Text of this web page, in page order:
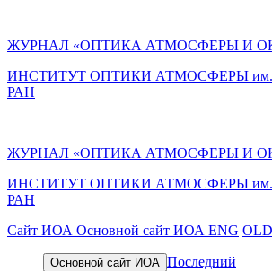
ЖУРНАЛ «ОПТИКА АТМОСФЕРЫ И
ИНСТИТУТ ОПТИКИ АТМОСФЕРЫ им.
РАН
ЖУРНАЛ «ОПТИКА АТМОСФЕРЫ И
ИНСТИТУТ ОПТИКИ АТМОСФЕРЫ им.
РАН
Cайт ИОА Основной сайт ИОА ENG OLD
Основной сайт ИОА Последний